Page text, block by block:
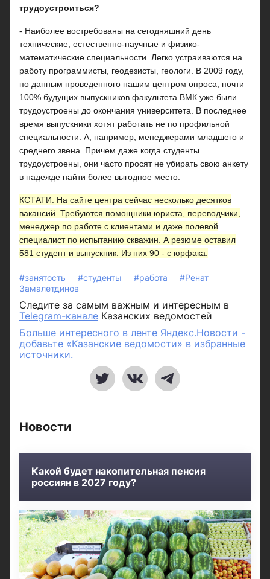
трудоустроиться?
- Наиболее востребованы на сегодняшний день
технические, естественно-научные и физико-
математические специальности. Легко устраиваются на
работу программисты, геодезисты, геологи. В 2009 году,
по данным проведенного нашим центром опроса, почти
100% будущих выпускников факультета ВМК уже были
трудоустроены до окончания университета. В последнее
время выпускники хотят работать не по профильной
специальности. А, например, менеджерами младшего и
среднего звена. Причем даже когда студенты
трудоустроены, они часто просят не убирать свою анкету
в надежде найти более выгодное место.
КСТАТИ. На сайте центра сейчас несколько десятков
вакансий. Требуются помощники юриста, переводчики,
менеджер по работе с клиентами и даже полевой
специалист по испытанию скважин. А резюме оставил
581 студент и выпускник. Из них 90 - с юрфака.
#занятость #студенты #работа
#Ренат
Замалетдинов
Следите за самым важным и интересным в
Telegram-канале Казанских ведомостей
Больше интересного в ленте Яндекс.Новости -
добавьте «Казанские ведомости» в избранные
источники.
Новости
Какой будет накопительная пенсия
россиян в 2027 году?